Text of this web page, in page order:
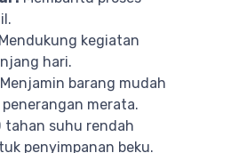
Mendukung kegiatan
hari.
Menjamin barang mudah
merata.
tahan suhu rendah
penyimpanan beku.